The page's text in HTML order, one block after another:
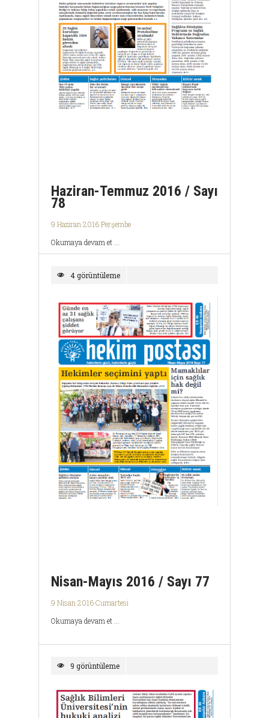
Haziran-Temmuz 2016 / Sayı
78
9 Haziran 2016 Perşembe
Okumaya devam et ...
4 görüntüleme
Nisan-Mayıs 2016 / Sayı 77
9 Nisan 2016 Cumartesi
Okumaya devam et ...
9 görüntüleme